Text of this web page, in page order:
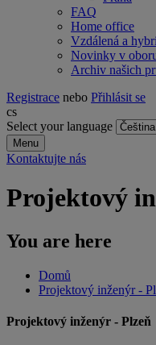
FAQ
Home office
Vzdálená a
Novinky v
Archiv našich
Registrace nebo Přihlásit se
cs
Select your language
Menu
Kontaktujte nás
Projektový
You are here
Domů
Projektový inženýr -
Projektový inženýr - Plzeň